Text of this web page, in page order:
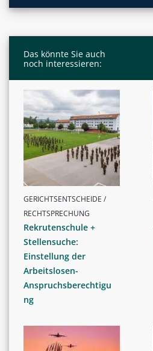
Das könnte Sie auch
noch interessieren:
GERICHTSENTSCHEIDE /
RECHTSPRECHUNG
Rekrutenschule +
Stellensuche:
Einstellung der
Arbeitslosen-
Anspruchsberechtigu
ng